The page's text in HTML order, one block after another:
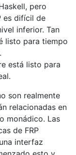
pero
es difícil de
inferior. Tan
listo para tiempo
está listo para
son realmente
relacionadas en
monádico. Las
de FRP
interfaz